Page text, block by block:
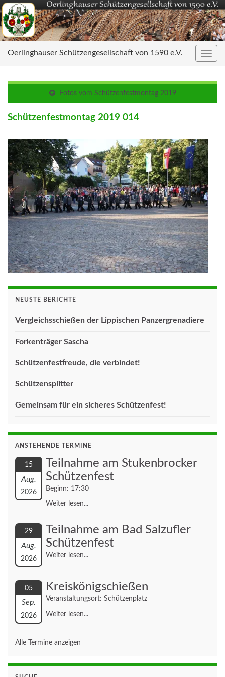
Oerlinghauser Schützengesellschaft von 1590 e.V.
Fotos vom Schützenfestmontag 2019
Schützenfestmontag 2019 014
NEUSTE BERICHTE
Vergleichsschießen der Lippischen Panzergrenadiere
Forkenträger Sascha
Schützenfestfreude, die verbindet!
Schützensplitter
Gemeinsam für ein sicheres Schützenfest!
ANSTEHENDE TERMINE
15
Aug.
2026
Teilnahme am Stukenbrocker
Schützenfest
Beginn: 17:30
Weiter lesen...
29
Aug.
2026
Teilnahme am Bad Salzufler
Schützenfest
Weiter lesen...
05
Sep.
2026
Kreiskönigschießen
Veranstaltungsort: Schützenplatz
Weiter lesen...
Alle Termine anzeigen